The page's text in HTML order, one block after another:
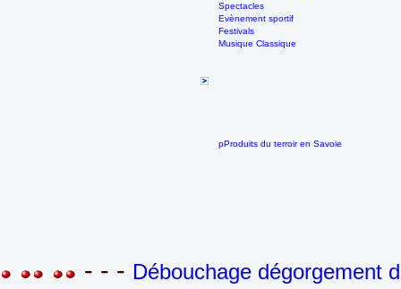
Spectacles
Evènement sportif
Festivals
Musique Classique
pProduits du terroir en Savoie
- - - Débouchage dégorgement